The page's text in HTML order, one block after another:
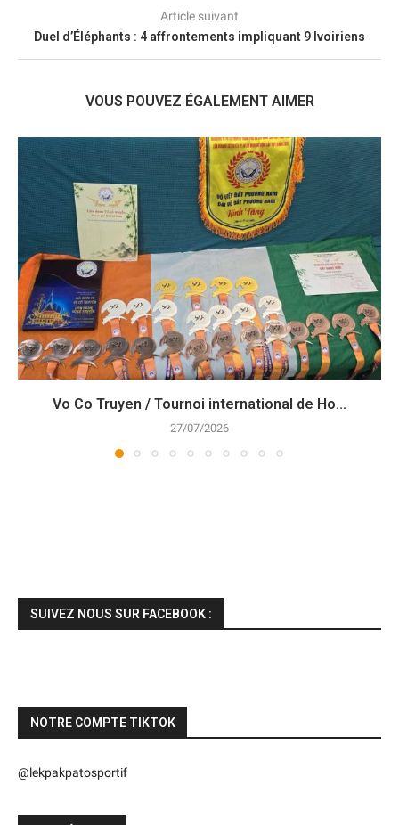
Article suivant
Duel d’Éléphants : 4 affrontements impliquant 9 Ivoiriens
VOUS POUVEZ ÉGALEMENT AIMER
Vo Co Truyen / Tournoi international de Ho...
27/07/2026
SUIVEZ NOUS SUR FACEBOOK :
NOTRE COMPTE TIKTOK
@lekpakpatosportif